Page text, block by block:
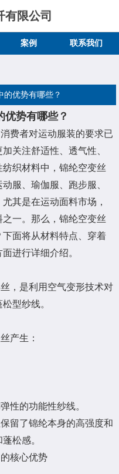
有限公司
案例 联系我们
的优势有哪些？
优势有哪些？
费者对运动服装的要求已
关注舒适性、透气性、
织材料中，锦纶空变丝
服、瑜伽服、跑步服、
其是在运动面料市场，
一。那么，锦纶空变丝
面将从材料特点、穿着
进行详细介绍。
，是利用空气变形技术对
型纱线。
产生：
性的功能性纱线。
留了锦纶本身的高强度和
松感。
核心优势